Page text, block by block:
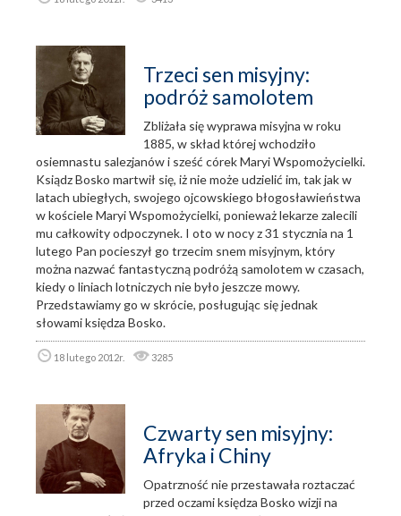
Trzeci sen misyjny:
podróż samolotem
Zbliżała się wyprawa misyjna w roku
1885, w skład której wchodziło
osiemnastu salezjanów i sześć córek Maryi Wspomożycielki.
Ksiądz Bosko martwił się, iż nie może udzielić im, tak jak w
latach ubiegłych, swojego ojcowskiego błogosławieństwa
w kościele Maryi Wspomożycielki, ponieważ lekarze zalecili
mu całkowity odpoczynek. I oto w nocy z 31 stycznia na 1
lutego Pan pocieszył go trzecim snem misyjnym, który
można nazwać fantastyczną podróżą samolotem w czasach,
kiedy o liniach lotniczych nie było jeszcze mowy.
Przedstawiamy go w skrócie, posługując się jednak
słowami księdza Bosko.
18 lutego 2012r. 3285
Czwarty sen misyjny:
Afryka i Chiny
Opatrzność nie przestawała roztaczać
przed oczami księdza Bosko wizji na